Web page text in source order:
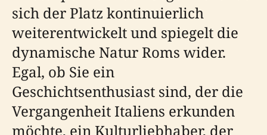
sich der Platz kontinuierlich
weiterentwickelt und spiegelt die
dynamische Natur Roms wider.
Egal, ob Sie ein
Geschichtsenthusiast sind, der die
Vergangenheit Italiens erkunden
möchte, ein Kulturliebhaber, der